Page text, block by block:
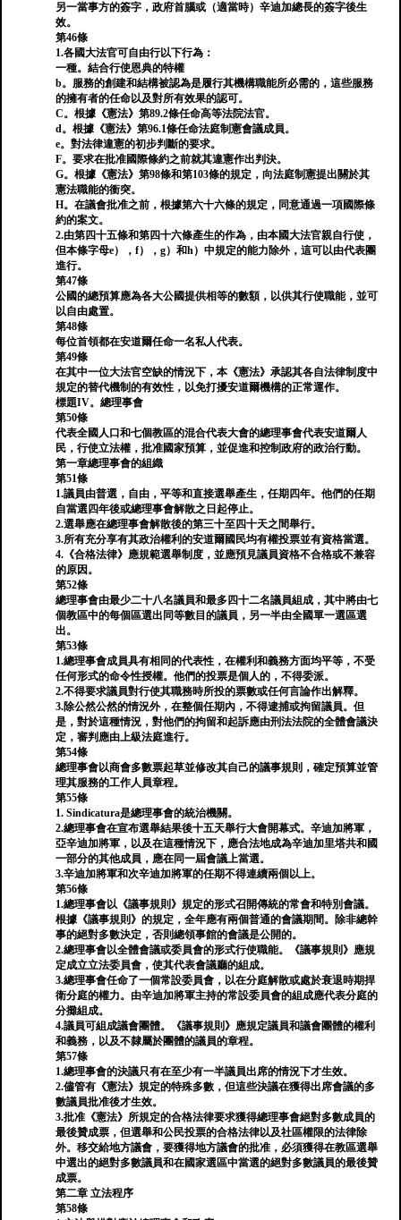
另一當事方的簽字，政府首腦或（適當時）辛迪加總長的簽字後生
效。
第46條
1.各國大法官可自由行以下行為：
一種。結合行使恩典的特權
b。服務的創建和結構被認為是履行其機構職能所必需的，這些服務
的擁有者的任命以及對所有效果的認可。
C。根據《憲法》第89.2條任命高等法院法官。
d。根據《憲法》第96.1條任命法庭制憲會議成員。
e。對法律違憲的初步判斷的要求。
F。要求在批准國際條約之前就其違憲作出判決。
G。根據《憲法》第98條和第103條的規定，向法庭制憲提出關於其
憲法職能的衝突。
H。在議會批准之前，根據第六十六條的規定，同意通過一項國際條
約的案文。
2.由第四十五條和第四十六條產生的作為，由本國大法官親自行使，
但本條字母e），f），g）和h）中規定的能力除外，這可以由代表團
進行。
第47條
公國的總預算應為各大公國提供相等的數額，以供其行使職能，並可
以自由處置。
第48條
每位首領都在安道爾任命一名私人代表。
第49條
在其中一位大法官空缺的情況下，本《憲法》承認其各自法律制度中
規定的替代機制的有效性，以免打擾安道爾機構的正常運作。
標題IV。總理事會
第50條
代表全國人口和七個教區的混合代表大會的總理事會代表安道爾人
民，行使立法權，批准國家預算，並促進和控制政府的政治行動。
第一章總理事會的組織
第51條
1.議員由普選，自由，平等和直接選舉產生，任期四年。他們的任期
自當選四年後或總理事會解散之日起停止。
2.選舉應在總理事會解散後的第三十至四十天之間舉行。
3.所有充分享有其政治權利的安道爾國民均有權投票並有資格當選。
4.《合格法律》應規範選舉制度，並應預見議員資格不合格或不兼容
的原因。
第52條
總理事會由最少二十八名議員和最多四十二名議員組成，其中將由七
個教區中的每個區選出同等數目的議員，另一半由全國單一選區選
出。
第53條
1.總理事會成員具有相同的代表性，在權利和義務方面均平等，不受
任何形式的命令性授權。他們的投票是個人的，不得委派。
2.不得要求議員對行使其職務時所投的票數或任何言論作出解釋。
3.除公然公然的情況外，在整個任期內，不得逮捕或拘留議員。但
是，對於這種情況，對他們的拘留和起訴應由刑法法院的全體會議決
定，審判應由上級法庭進行。
第54條
總理事會以商會多數票起草並修改其自己的議事規則，確定預算並管
理其服務的工作人員章程。
第55條
1. Sindicatura是總理事會的統治機關。
2.總理事會在宣布選舉結果後十五天舉行大會開幕式。辛迪加將軍，
亞辛迪加將軍，以及在這種情況下，應合法地成為辛迪加里塔共和國
一部分的其他成員，應在同一屆會議上當選。
3.辛迪加將軍和次辛迪加將軍的任期不得連續兩個以上。
第56條
1.總理事會以《議事規則》規定的形式召開傳統的常會和特別會議。
根據《議事規則》的規定，全年應有兩個普通的會議期間。除非總幹
事的絕對多數決定，否則總領事館的會議是公開的。
2.總理事會以全體會議或委員會的形式行使職能。《議事規則》應規
定成立立法委員會，使其代表會議廳的組成。
3.總理事會任命了一個常設委員會，以在分庭解散或處於衰退時期捍
衛分庭的權力。由辛迪加將軍主持的常設委員會的組成應代表分庭的
分攤組成。
4.議員可組成議會團體。《議事規則》應規定議員和議會團體的權利
和義務，以及不隸屬於團體的議員的章程。
第57條
1.總理事會的決議只有在至少有一半議員出席的情況下才生效。
2.儘管有《憲法》規定的特殊多數，但這些決議在獲得出席會議的多
數議員批准後才生效。
3.批准《憲法》所規定的合格法律要求獲得總理事會絕對多數成員的
最後贊成票，但選舉和公民投票的合格法律以及社區權限的法律除
外。移交給地方議會，要獲得地方議會的批准，必須獲得在教區選舉
中選出的絕對多數議員和在國家選區中當選的絕對多數議員的最後贊
成票。
第二章 立法程序
第58條